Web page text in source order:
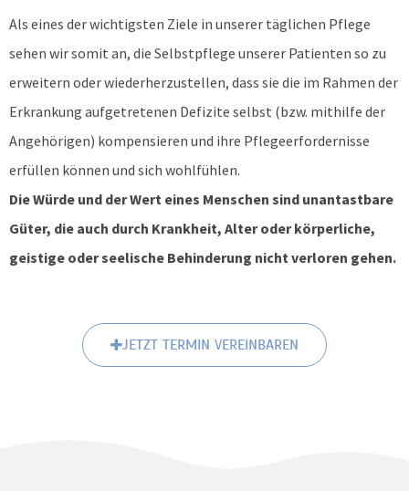
Als eines der wichtigsten Ziele in unserer täglichen Pflege
sehen wir somit an, die Selbstpflege unserer Patienten so zu
erweitern oder wiederherzustellen, dass sie die im Rahmen der
Erkrankung aufgetretenen Defizite selbst (bzw. mithilfe der
Angehörigen) kompensieren und ihre Pflegeerfordernisse
erfüllen können und sich wohlfühlen.
Die Würde und der Wert eines Menschen sind unantastbare
Güter, die auch durch Krankheit, Alter oder körperliche,
geistige oder seelische Behinderung nicht verloren gehen.
JETZT TERMIN VEREINBAREN